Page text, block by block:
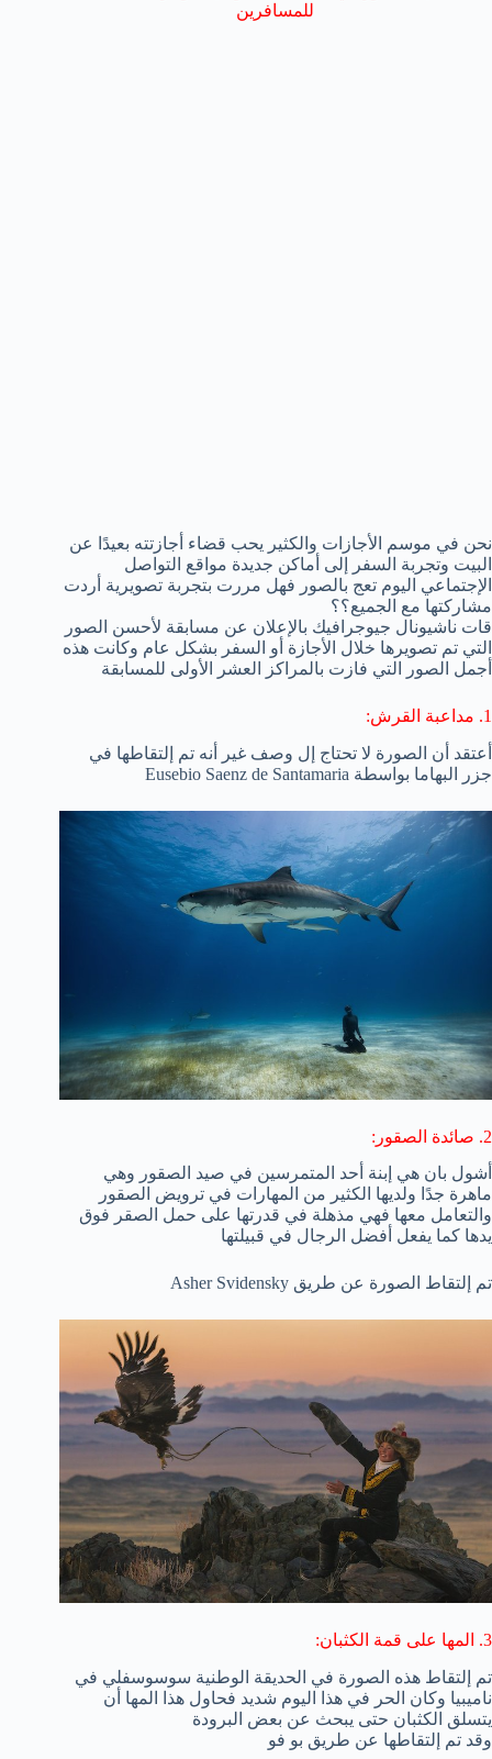
للمسافرين
نحن في موسم الأجازات والكثير يحب قضاء أجازتته بعيدًا عن
البيت وتجربة السفر إلى أماكن جديدة مواقع التواصل
الإجتماعي اليوم تعج بالصور فهل مررت بتجربة تصويرية أردت
مشاركتها مع الجميع؟؟
قات ناشيونال جيوجرافيك بالإعلان عن مسابقة لأحسن الصور
التي تم تصويرها خلال الأجازة أو السفر بشكل عام وكانت هذه
أجمل الصور التي فازت بالمراكز العشر الأولى للمسابقة
1. مداعبة القرش:
أعتقد أن الصورة لا تحتاج إل وصف غير أنه تم إلتقاطها في
جزر البهاما بواسطة Eusebio Saenz de Santamaria
2. صائدة الصقور:
أشول بان هي إبنة أحد المتمرسين في صيد الصقور وهي
ماهرة جدًا ولديها الكثير من المهارات في ترويض الصقور
والتعامل معها فهي مذهلة في قدرتها على حمل الصقر فوق
يدها كما يفعل أفضل الرجال في قبيلتها
تم إلتقاط الصورة عن طريق Asher Svidensky
3. المها على قمة الكثبان:
تم إلتقاط هذه الصورة في الحديقة الوطنية سوسوسفلي في
ناميبيا وكان الحر في هذا اليوم شديد فحاول هذا المها أن
يتسلق الكثبان حتى يبحث عن بعض البرودة
وقد تم إلتقاطها عن طريق بو فو